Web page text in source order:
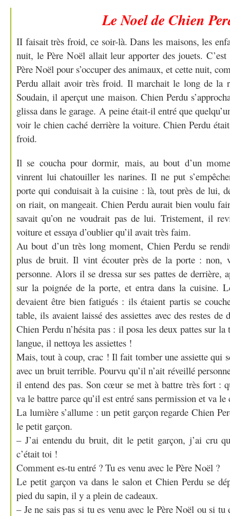
Le Noel de Chien
II faisait très froid, ce soir-là. Dans les maisons, les
nuit, le Père Noël allait leur apporter des jouets.
Père Noël pour s’occuper des animaux, et cette nuit,
Perdu allait avoir très froid. Il marchait le long de la
Soudain, il aperçut une maison. Chien Perdu
glissa dans le garage. A peine était-il entré que
voir le chien caché derrière la voiture. Chien Perdu
froid.
Il se coucha pour dormir, mais, au bout d’un
vinrent lui chatouiller les narines. Il ne put
porte qui conduisait à la cuisine : là, tout près de lui,
on riait, on mangeait. Chien Perdu aurait bien voulu
savait qu’on ne voudrait pas de lui. Tristement, il
voiture et essaya d’oublier qu’il avait très faim.
Au bout d’un très long moment, Chien Perdu se
plus de bruit. Il vint écouter près de la porte : non,
personne. Alors il se dressa sur ses pattes de derrière,
sur la poignée de la porte, et entra dans la cuisine.
devaient être bien fatigués : ils étaient partis se
table, ils avaient laissé des assiettes avec des restes de
Chien Perdu n’hésita pas : il posa les deux pattes sur la
langue, il nettoya les assiettes !
Mais, tout à coup, crac ! Il fait tomber une assiette qui
avec un bruit terrible. Pourvu qu’il n’ait réveillé
il entend des pas. Son cœur se met à battre très fort :
va le battre parce qu’il est entré sans permission et va
La lumière s’allume : un petit garçon regarde Chien
le petit garçon.
– J’ai entendu du bruit, dit le petit garçon, j’ai cru
c’était toi !
Comment es-tu entré ? Tu es venu avec le Père Noël ?
Le petit garçon va dans le salon et Chien Perdu se
pied du sapin, il y a plein de cadeaux.
– Je ne sais pas si tu es venu avec le Père Noël ou si